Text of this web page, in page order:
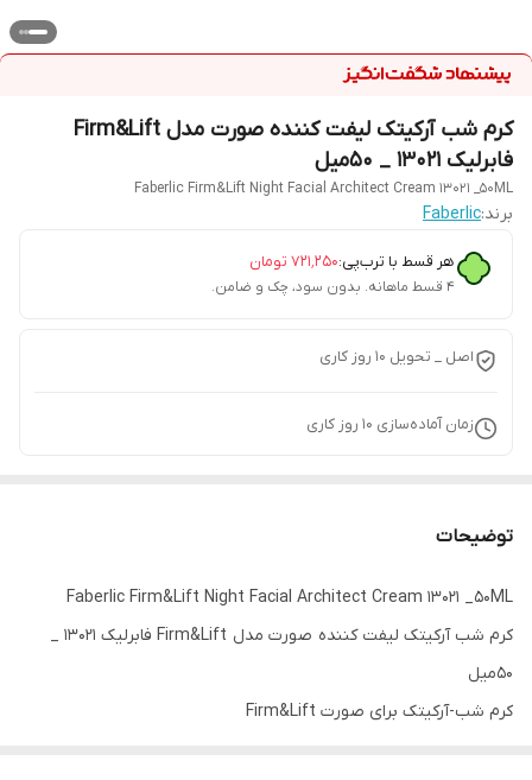
کرم شب آرکیتک لیفت کننده صورت مدل Firm&Lift
فابرلیک 13021 _ 50میل
Faberlic Firm&Lift Night Facial Architect Cream 13021 _50ML
برند:Faberlic
هر قسط با ترب‌پی:۷۲۱٬۲۵۰ تومان
۴ قسط ماهانه. بدون سود، چک و ضامن.
اصل _ تحویل ۱۰ روز کاری
زمان آماده‌سازی 10 روز کاری
توضیحات
Faberlic Firm&Lift Night Facial Architect Cream 13021 _50ML
کرم شب آرکیتک لیفت کننده صورت مدل Firm&Lift فابرلیک 13021 _
50میل
کرم شب-آرکیتک برای صورت Firm&Lift